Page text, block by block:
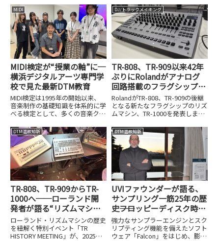
ゼロから半日で完成させた手順
を、PythonやLuaのコード例とと
もに紹介します。
ど進化ポイントを解説します。
MIDI
MIDI検定が“授業の軸”に─
横浜デジタルアーツ専門学
校で見た最新DTM教育
MIDI検定は1995年の開始以来、
音楽制作の基礎知識を体系的に学
べる検定として、多くの音楽クリ
DTMステーションでも、これまで
何度か取り上げてきましたが、
MIDI検定 2級や3級など取得され
た読者の方も少なく...
DJ/トラックメイキング
TR-808、TR-909以来42年
ぶりにRolandがアナログ
回路搭載のフラグシップ
機、TR-1000を発表。PCと
の接続性も完璧
RolandがTR-808、TR-909の後継
となる新たなフラグシップのリズ
ムマシン、TR-1000を発表しまし
330,000円、発売は2025年10月11
日を予定をしています。このTR-
1000にはTR-808お...
DTM温故知新
TR-808、TR-909からTR-
1000へ──ローランド開
発者が語る“リズムマシン
45年の系譜”とアナログ復
活の真実
ローランド・リズムマシンの歴史
を紐解く特別イベント「TR
HISTORY MEETING」が、2025年
DTM温故知新
UVIファウンダーが語る、
サンプリング一筋25年の歴
史――フロッピーディスク時代
から最先端のFalconまで
強力なサンプラーエンジンとスク
リプティング機能を備えたソフト
ウェア「Falcon」をはじめ、膨大